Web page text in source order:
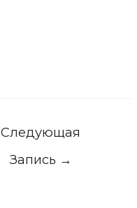
Следующая
Запись →